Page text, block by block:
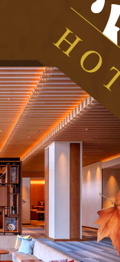
北越 河內 下龍灣
中越 峴港 會安 順化
南越 胡志明 富國島 芽莊
國
江南 黃山 江西 山東
四川 稻城 西藏
雲南 貴州 張家界 湖北
陝西 河南 絲路 新疆